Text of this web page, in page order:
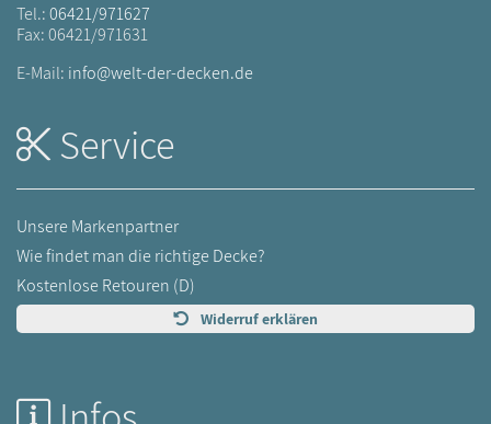
Tel.:06421/971627
Fax: 06421/971631
E-Mail: info@welt-der-decken.de
Service
Unsere Markenpartner
Wie findet man die richtige Decke?
Kostenlose Retouren (D)
Widerruf erklären